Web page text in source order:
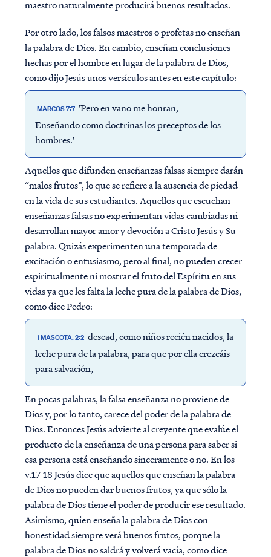
maestro naturalmente producirá buenos resultados.
Por otro lado, los falsos maestros o profetas no enseñan
la palabra de Dios. En cambio, enseñan conclusiones
hechas por el hombre en lugar de la palabra de Dios,
como dijo Jesús unos versículos antes en este capítulo:
MARCOS 7:7 'Pero en vano me honran,
Enseñando como doctrinas lospreceptosde los
hombres.'
Aquellos que difunden enseñanzas falsas siempre darán
“malos frutos”, lo que se refiere a la ausencia de piedad
en la vida de sus estudiantes. Aquellos que escuchan
enseñanzas falsas no experimentan vidas cambiadas ni
desarrollan mayor amor y devoción a Cristo Jesús y Su
palabra. Quizás experimenten una temporada de
excitación o entusiasmo, pero al final, no pueden crecer
espiritualmente ni mostrar el fruto del Espíritu en sus
vidas ya que les falta la leche pura de la palabra de Dios,
como dice Pedro:
1 MASCOTA. 2:2 desead, como niños recién nacidos, la
leche pura de la palabra, para que por ella crezcáis
para salvación,
En pocas palabras, la falsa enseñanza no proviene de
Dios y, por lo tanto, carece del poder de la palabra de
Dios. Entonces Jesús advierte al creyente que evalúe el
producto de la enseñanza de una persona para saber si
esa persona está enseñando sinceramente o no. En los
v.17-18 Jesús dice que aquellos que enseñan la palabra
de Dios no pueden dar buenos frutos, ya que sólo la
palabra de Dios tiene el poder de producir ese resultado.
Asimismo, quien enseña la palabra de Dios con
honestidad siempre verá buenos frutos, porque la
palabra de Dios no saldrá y volverá vacía, como dice